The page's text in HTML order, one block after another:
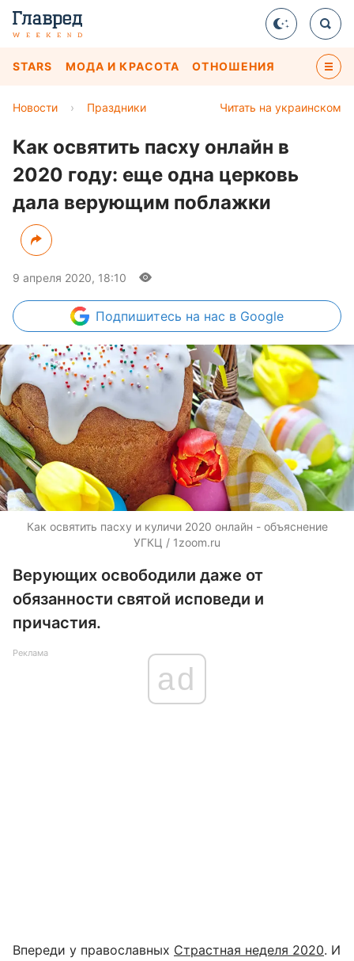
STARS МОДА И КРАСОТА ОТНОШЕНИЯ
Читать на украинском
Новости › Праздники
Как освятить пасху онлайн в
2020 году: еще одна церковь
дала верующим поблажки
9 апреля 2020, 18:10
Подпишитесь на нас в Google
Как освятить пасху и куличи 2020 онлайн - объяснение
УГКЦ / 1zoom.ru
Верующих освободили даже от
обязанности святой исповеди и
причастия.
Реклама
ad
Впереди у православных Страстная неделя 2020. И